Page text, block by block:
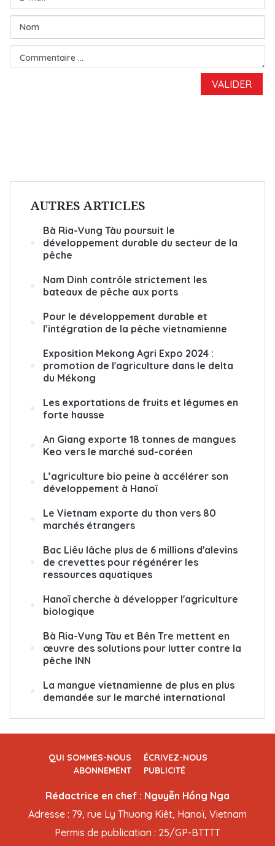
AUTRES ARTICLES
Bà Ria-Vung Tàu poursuit le
développement durable du secteur de la
pêche
Nam Dinh contrôle strictement les
bateaux de pêche aux ports
Pour le développement durable et
l’intégration de la pêche vietnamienne
Exposition Mekong Agri Expo 2024 :
promotion de l'agriculture dans le delta
du Mékong
Les exportations de fruits et légumes en
forte hausse
An Giang exporte 18 tonnes de mangues
Keo vers le marché sud-coréen
L’agriculture bio peine à accélérer son
développement à Hanoï
Le Vietnam exporte du thon vers 80
marchés étrangers
Bac Liêu lâche plus de 6 millions d'alevins
de crevettes pour régénérer les
ressources aquatiques
Hanoï cherche à développer l'agriculture
biologique
Bà Ria-Vung Tàu et Bên Tre mettent en
œuvre des solutions pour lutter contre la
pêche INN
La mangue vietnamienne de plus en plus
demandée sur le marché international
QUI SOMMES-NOUS
ÉCRIVEZ-NOUS
ABONNEMENT
PUBLICITÉ
Rédactrice en chef : Nguyễn Hồng Nga
Adresse : 79, rue Ly Thuong Kiêt, Hanoï, Vietnam
Permis de publication : 25/GP-BTTTT